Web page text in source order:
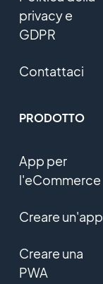
privacy e
GDPR
Contattaci
PRODOTTO
App per
l'eCommerce
Creare un'app
Creare una
PWA